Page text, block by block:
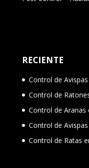
RECIENTE
Control de
Control de
Control de Aranas
Control de
Control de Ratas